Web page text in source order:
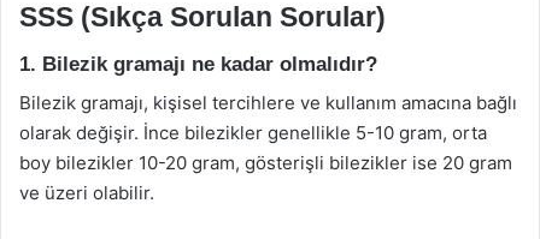
SSS (Sıkça Sorulan Sorular)
1. Bilezik gramajı ne kadar olmalıdır?
Bilezik gramajı, kişisel tercihlere ve kullanım amacına bağlı
olarak değişir. İnce bilezikler genellikle 5-10 gram, orta
boy bilezikler 10-20 gram, gösterişli bilezikler ise 20 gram
ve üzeri olabilir.